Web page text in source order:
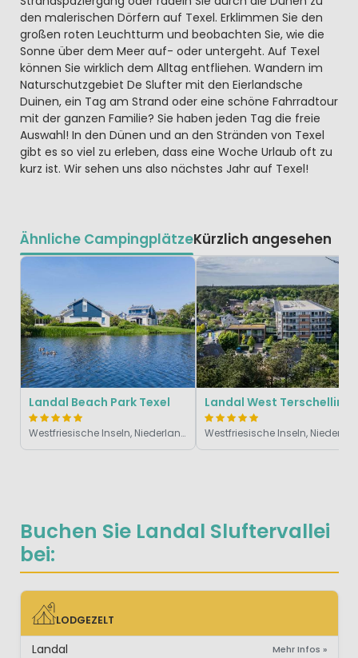
Buchen Sie Landal Sluftervallei
bei:
LODGEZELT
LODGEZELT
Landal Mehr Infos »
den malerischen Dörfern auf Texel. Erklimmen Sie den
großen roten Leuchtturm und beobachten Sie, wie die
Sonne über dem Meer auf- oder untergeht. Auf Texel
können Sie wirklich dem Alltag entfliehen. Wandern im
Naturschutzgebiet De Slufter mit den Eierlandsche
Duinen, ein Tag am Strand oder eine schöne Fahrradtour
mit der ganzen Familie? Sie haben jeden Tag die freie
Auswahl! In den Dünen und an den Stränden von Texel
gibt es so viel zu erleben, dass eine Woche Urlaub oft zu
kurz ist. Wir sehen uns also nächstes Jahr auf Texel!
Ähnliche CampingplätzeKürzlich angesehen
Landal Beach Park Texel
Westfriesische Inseln, Niederlande
Landal West Terschelling